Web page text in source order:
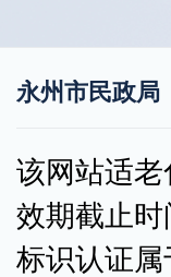
永州市民政局
该网站适
效期截止
标识认证属